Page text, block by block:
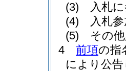
(3)
入札
(4)
入札
(5)
その
4
前項の指
により公